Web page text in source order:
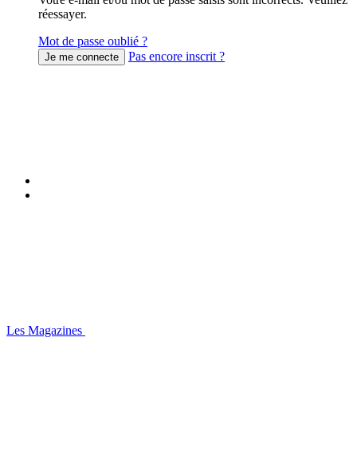
réessayer.
Mot de passe oublié ?
Pas encore inscrit ?
Les Magazines